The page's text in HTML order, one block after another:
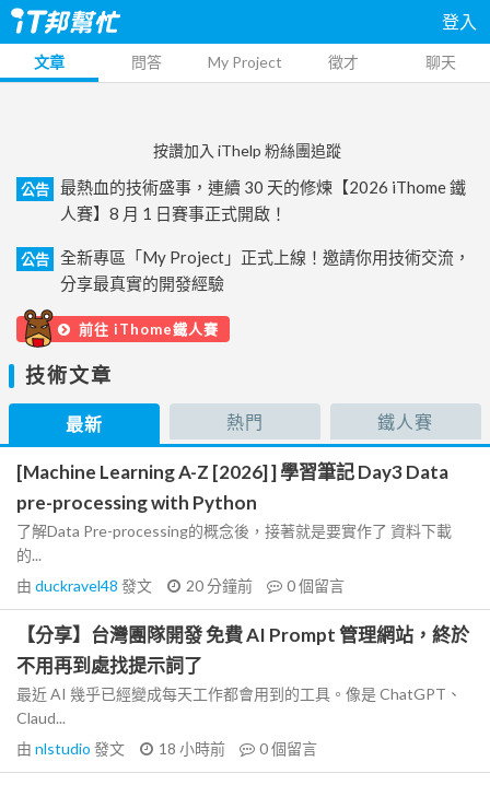
登入
文章 問答 My Project 徵才 聊天
按讚加入 iThelp 粉絲團追蹤
公告
最熱血的技術盛事，連續 30 天的修煉【2026 iThome 鐵
人賽】8 月 1 日賽事正式開啟！
公告
全新專區「My Project」正式上線！邀請你用技術交流，
分享最真實的開發經驗
前往 iThome鐵人賽
技術文章
最新 熱門 鐵人賽
[Machine Learning A-Z [2026] ] 學習筆記 Day3 Data
pre-processing with Python
了解Data Pre-processing的概念後，接著就是要實作了 資料下載
的...
由 duckravel48 發文 20 分鐘前 0個留言
【分享】台灣團隊開發 免費 AI Prompt 管理網站，終於
不用再到處找提示詞了
最近 AI 幾乎已經變成每天工作都會用到的工具。像是 ChatGPT、
Claud...
由 nlstudio 發文 18 小時前 0個留言